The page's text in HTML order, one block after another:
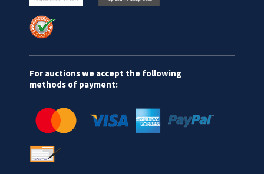
For auctions we accept the following
methods of payment: